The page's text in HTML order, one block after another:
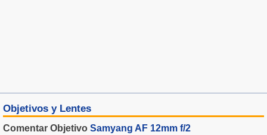
Objetivos y Lentes
Comentar Objetivo Samyang AF 12mm f/2